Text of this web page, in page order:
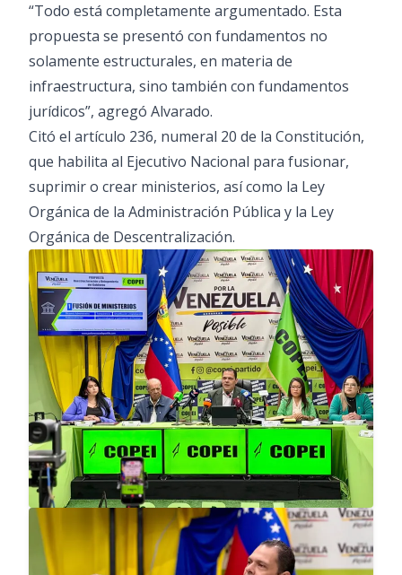
“Todo está completamente argumentado. Esta
propuesta se presentó con fundamentos no
solamente estructurales, en materia de
infraestructura, sino también con fundamentos
jurídicos”, agregó Alvarado.
Citó el artículo 236, numeral 20 de la Constitución,
que habilita al Ejecutivo Nacional para fusionar,
suprimir o crear ministerios, así como la Ley
Orgánica de la Administración Pública y la Ley
Orgánica de Descentralización.